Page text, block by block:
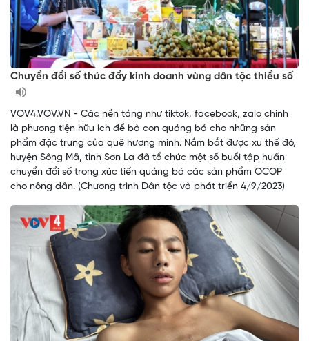
Chuyển đổi số thúc đẩy kinh doanh vùng dân tộc thiểu số
VOV4.VOV.VN - Các nền tảng như tiktok, facebook, zalo chính
là phương tiện hữu ích để bà con quảng bá cho những sản
phẩm đặc trưng của quê hương mình. Nắm bắt được xu thế đó,
huyện Sông Mã, tỉnh Sơn La đã tổ chức một số buổi tập huấn
chuyển đổi số trong xúc tiến quảng bá các sản phẩm OCOP
cho nông dân. (Chương trình Dân tộc và phát triển 4/9/2023)